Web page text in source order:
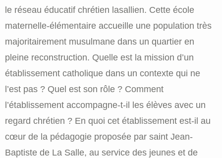
le réseau éducatif chrétien lasallien. Cette école
maternelle-élémentaire accueille une population très
majoritairement musulmane dans un quartier en
pleine reconstruction. Quelle est la mission d’un
établissement catholique dans un contexte qui ne
l’est pas ? Quel est son rôle ? Comment
l’établissement accompagne-t-il les élèves avec un
regard chrétien ? En quoi cet établissement est-il au
cœur de la pédagogie proposée par saint Jean-
Baptiste de La Salle, au service des jeunes et de